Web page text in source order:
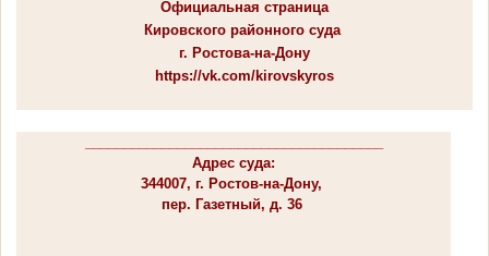
Официальная страница
Кировского районного суда
г. Ростова-на-Дону
https://vk.com/kirovskyros
Адрес суда:
344007, г. Ростов-на-Дону,
пер. Газетный, д. 36